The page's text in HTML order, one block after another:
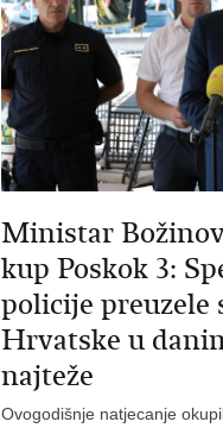
Ministar
kup Poskok 3:
policije preuzele
Hrvatske u
najteže
Ovogodišnje natjecanje